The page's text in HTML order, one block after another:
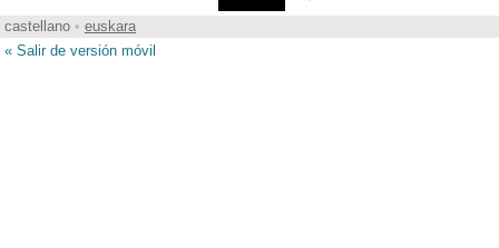
castellano • euskara
« Salir de versión móvil